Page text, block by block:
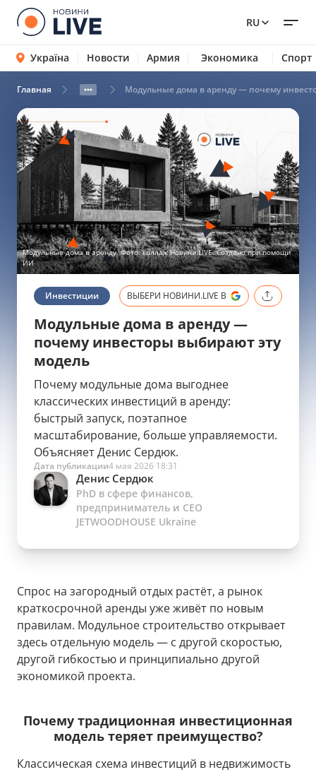
RU
Україна Новости Армия Экономика Спорт
Главная Модульные дома в аренду — почему
Инвестиции ВЫБЕРИ НОВИНИ.LIVE В
Модульные дома в аренду —
почему инвесторы выбирают эту
модель
Почему модульные дома выгоднее
классических инвестиций в аренду:
быстрый запуск, поэтапное
масштабирование, больше управляемости.
Объясняет Денис Сердюк.
Денис Сердюк
PhD в сфере финансов,
предприниматель и CEO
JETWOODHOUSE Ukraine
Дата публикации4 мая 2026 18:31
Модульные дома в аренду. Фото: коллаж Новини.LIVE. Создано при помощи
ИИ
Спрос на загородный отдых растёт, а рынок
краткосрочной аренды уже живёт по новым
правилам. Модульное строительство открывает
здесь отдельную модель — с другой скоростью,
другой гибкостью и принципиально другой
экономикой проекта.
Почему традиционная инвестиционная
модель теряет преимущество?
Классическая схема инвестиций в недвижимость